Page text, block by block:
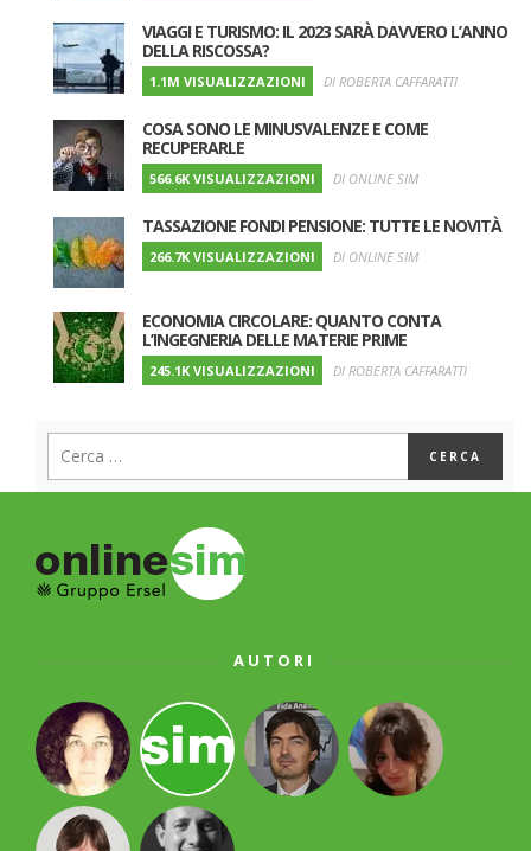
VIAGGI E TURISMO: IL 2023 SARÀ DAVVERO L’ANNO
DELLA RISCOSSA?
1.1M VISUALIZZAZIONI DI ROBERTA CAFFARATTI
COSA SONO LE MINUSVALENZE E COME
RECUPERARLE
566.6K VISUALIZZAZIONI DI ONLINE SIM
TASSAZIONE FONDI PENSIONE: TUTTE LE NOVITÀ
266.7K VISUALIZZAZIONI DI ONLINE SIM
ECONOMIA CIRCOLARE: QUANTO CONTA
L’INGEGNERIA DELLE MATERIE PRIME
245.1K VISUALIZZAZIONI DI ROBERTA CAFFARATTI
AUTORI